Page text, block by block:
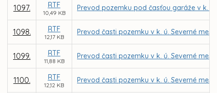
1097. RTF
10,49 KB
Prevod pozemku pod časťou garáže v k.
1098. RTF
12,17 KB
Prevod časti pozemku v k. ú. Severné
1099. RTF
11,88 KB
Prevod časti pozemku v k. ú. Severné
1100. RTF
12,12 KB
Prevod časti pozemku v k. ú. Severné